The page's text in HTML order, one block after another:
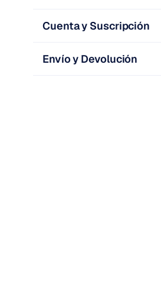
Cuenta y Suscripción
Envío y Devolución